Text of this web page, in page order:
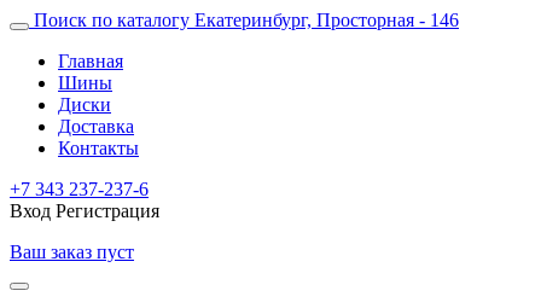
Поиск по каталогу Екатеринбург, Просторная - 146
Главная
Шины
Диски
Доставка
Контакты
+7 343 237-237-6
Вход Регистрация
Ваш заказ пуст